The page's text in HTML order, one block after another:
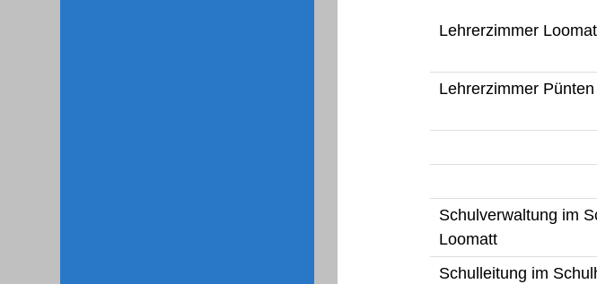
Lehrerzimmer
Lehrerzimmer Pünten
Schulverwaltung im
Loomatt
Schulleitung im